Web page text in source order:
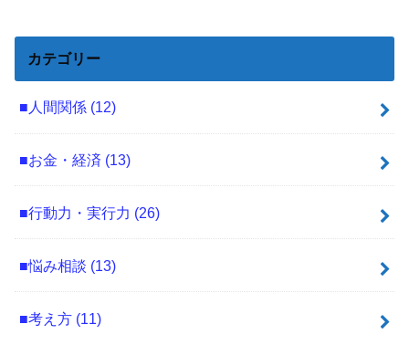
カテゴリー
■人間関係 (12)
■お金・経済 (13)
■行動力・実行力 (26)
■悩み相談 (13)
■考え方 (11)